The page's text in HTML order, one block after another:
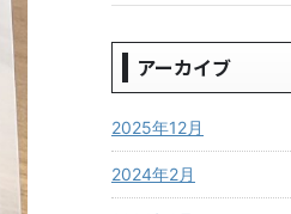
アーカイブ
2025年12月
2024年2月